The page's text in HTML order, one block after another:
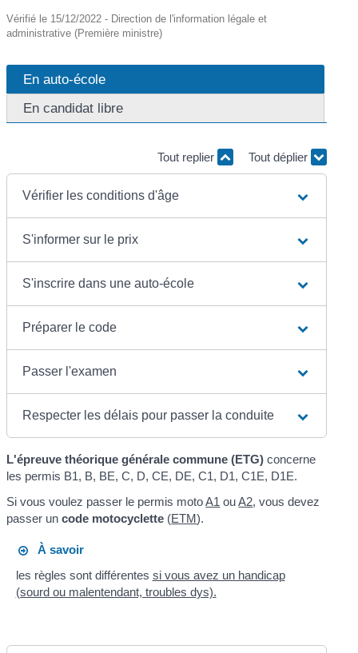
Vérifié le 15/12/2022 - Direction de l'information légale et
administrative (Première ministre)
En auto-école
En candidat libre
Tout replier Tout déplier
Vérifier les conditions d'âge
S'informer sur le prix
S'inscrire dans une auto-école
Préparer le code
Passer l'examen
Respecter les délais pour passer la conduite
L'épreuve théorique générale commune (ETG) concerne
les permis B1, B, BE, C, D, CE, DE, C1, D1, C1E, D1E.
Si vous voulez passer le permis motoA1 ouA2, vous devez
passer uncode motocyclette (ETM).
À savoir
les règles sont différentes si vous avez un handicap
(sourd ou malentendant, troubles dys).